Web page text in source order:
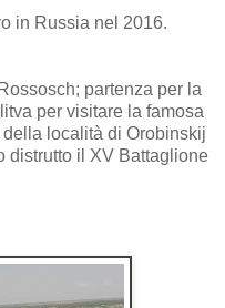
in Russia nel 2016.
partenza per la
per visitare la famosa
della località di Orobinskij
distrutto il XV Battaglione